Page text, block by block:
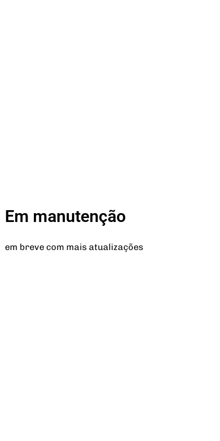
Em manutenção
em breve com mais atualizações